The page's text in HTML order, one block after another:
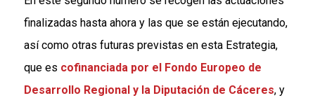
finalizadas hasta ahora y las que se están ejecutando,
así como otras futuras previstas en esta Estrategia,
que es cofinanciada por el Fondo Europeo de
Desarrollo Regional y la Diputación de Cáceres, y